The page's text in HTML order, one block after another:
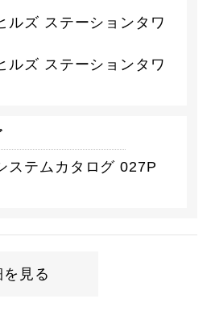
ルズ ステーションタワ
ルズ ステーションタワ
ステムカタログ 027P
を見る